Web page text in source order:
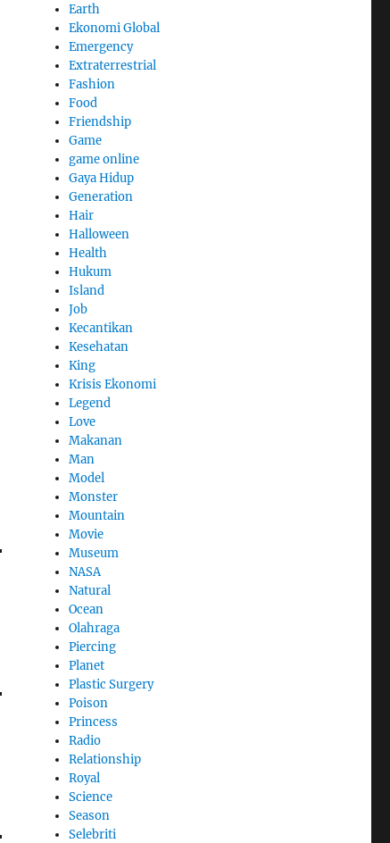
Earth
Ekonomi Global
Emergency
Extraterrestrial
Fashion
Food
Friendship
Game
game online
Gaya Hidup
Generation
Hair
Halloween
Health
Hukum
Island
Job
Kecantikan
Kesehatan
King
Krisis Ekonomi
Legend
Love
Makanan
Man
Model
Monster
Mountain
Movie
Museum
NASA
Natural
Ocean
Olahraga
Piercing
Planet
Plastic Surgery
Poison
Princess
Radio
Relationship
Royal
Science
Season
Selebriti